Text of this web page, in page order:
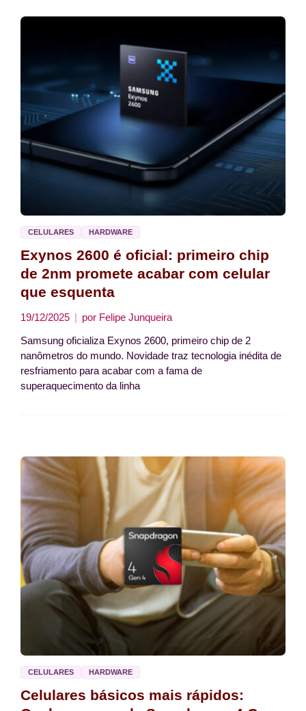
CELULARES HARDWARE
Exynos 2600 é oficial: primeiro chip
de 2nm promete acabar com celular
que esquenta
19/12/2025 por Felipe Junqueira
Samsung oficializa Exynos 2600, primeiro chip de 2
nanômetros do mundo. Novidade traz tecnologia inédita de
resfriamento para acabar com a fama de
superaquecimento da linha
CELULARES HARDWARE
Celulares básicos mais rápidos: